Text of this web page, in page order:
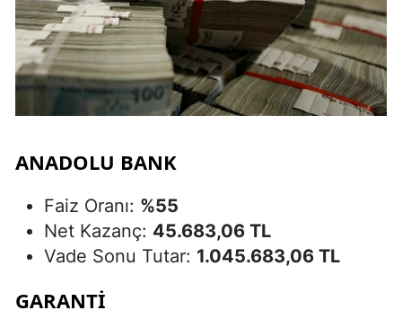
ANADOLU BANK
Faiz Oranı: %55
Net Kazanç: 45.683,06 TL
Vade Sonu Tutar: 1.045.683,06 TL
GARANTİ